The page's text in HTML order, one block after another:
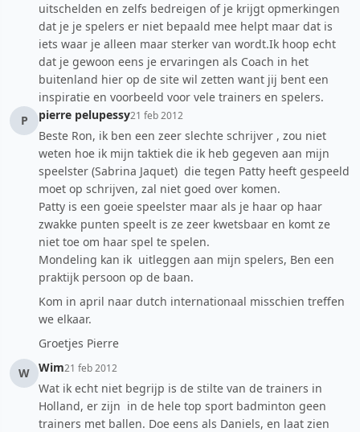
uitschelden en zelfs bedreigen of je krijgt opmerkingen
dat je je spelers er niet bepaald mee helpt maar dat is
iets waar je alleen maar sterker van wordt.Ik hoop echt
dat je gewoon eens je ervaringen als Coach in het
buitenland hier op de site wil zetten want jij bent een
inspiratie en voorbeeld voor vele trainers en spelers.
P
pierre pelupessy21 feb 2012
Beste Ron, ik ben een zeer slechte schrijver , zou niet
weten hoe ik mijn taktiek die ik heb gegeven aan mijn
speelster (Sabrina Jaquet) die tegen Patty heeft gespeeld
moet op schrijven, zal niet goed over komen.
Patty is een goeie speelster maar als je haar op haar
zwakke punten speelt is ze zeer kwetsbaar en komt ze
niet toe om haar spel te spelen.
Mondeling kan ik uitleggen aan mijn spelers, Ben een
praktijk persoon op de baan.
Kom in april naar dutch internationaal misschien treffen
we elkaar.
Groetjes Pierre
W Wim21 feb 2012
Wat ik echt niet begrijp is de stilte van de trainers in
Holland, er zijn in de hele top sport badminton geen
trainers met ballen. Doe eens als Daniels, en laat zien